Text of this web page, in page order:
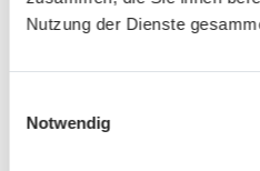
Nutzung der Dienste
Notwendig